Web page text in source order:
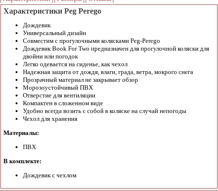
Характеристики Peg Perego
Дождевик
Универсальный дизайн
Совместим с прогулочными колясками Peg-Perego
Дождевик Book For Two предназначен для прогулочной коляски для
двойни или погодок
Легко одевается на сиденье, как чехол
Надежная защита от дождя, влаги, града, ветра, мокрого снега
Прозрачный материал не закрывает обзор
Морозоустойчивый ПВХ
Отверстие для вентиляции
Компактен в сложенном виде
Удобно всегда возить с собой в коляске на случай непогоды
Чехол для хранения
Материалы:
ПВХ
В комплекте:
Дождевик с чехлом